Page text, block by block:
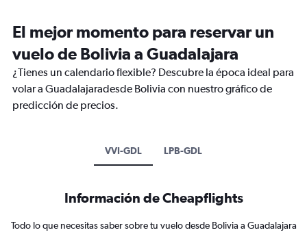
El mejor momento para reservar un
vuelo de Bolivia a Guadalajara
¿Tienes un calendario flexible? Descubre la época ideal para
volar a Guadalajaradesde Bolivia con nuestro gráfico de
predicción de precios.
VVI-GDL LPB-GDL
Información de Cheapflights
Todo lo que necesitas saber sobre tu vuelo desde Bolivia a Guadalajara